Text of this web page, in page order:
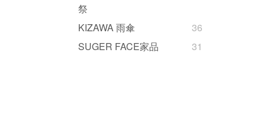
祭
KIZAWA 雨傘
36
SUGER FACE家品
31